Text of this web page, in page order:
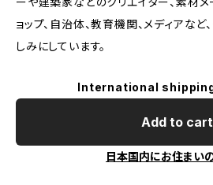
ョップ、自治体、教育機関、メディアな
しみにしています。
International
Add to cart
日本国内にお住まい